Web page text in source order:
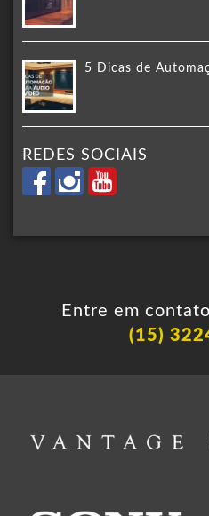
5 Dicas de
REDES SOCIAIS
Entre em
(15)